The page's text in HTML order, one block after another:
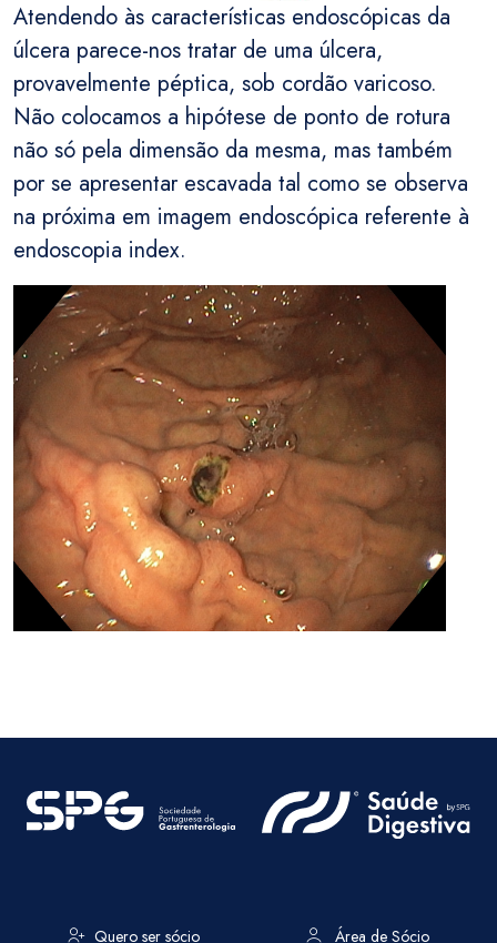
Atendendo às características endoscópicas da
úlcera parece-nos tratar de uma úlcera,
provavelmente péptica, sob cordão varicoso.
Não colocamos a hipótese de ponto de rotura
não só pela dimensão da mesma, mas também
por se apresentar escavada tal como se observa
na próxima em imagem endoscópica referente à
endoscopia index.
Quero ser sócio Área de Sócio